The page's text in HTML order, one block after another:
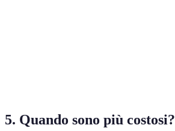
5. Quando sono più costosi?